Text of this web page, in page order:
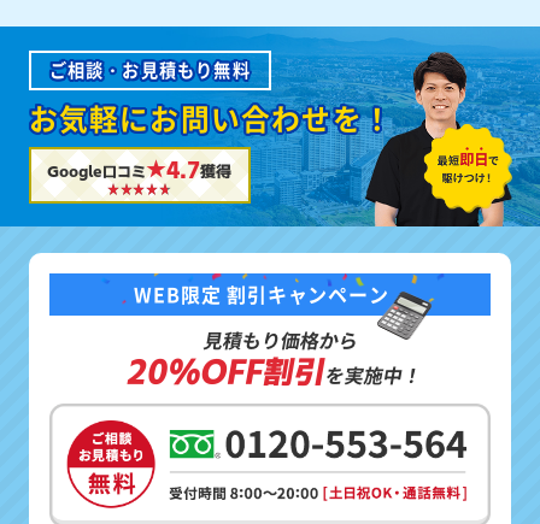
ご相談・お見積もり無料
お気軽にお問い合わせを！
Google口コミ★4.7獲得
WEB限定 割引キャンペーン
見積もり価格から
20%OFF割引を実施中！